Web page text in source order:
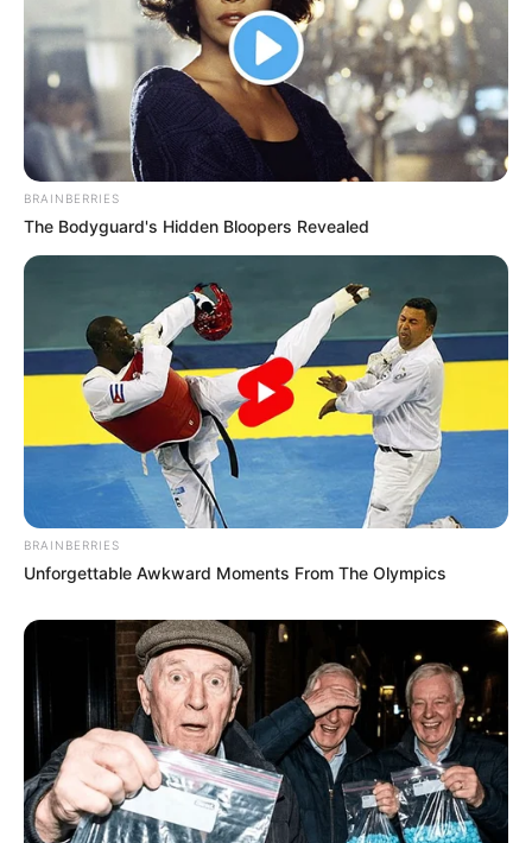
BRAINBERRIES
The Bodyguard's Hidden Bloopers Revealed
BRAINBERRIES
Unforgettable Awkward Moments From The Olympics